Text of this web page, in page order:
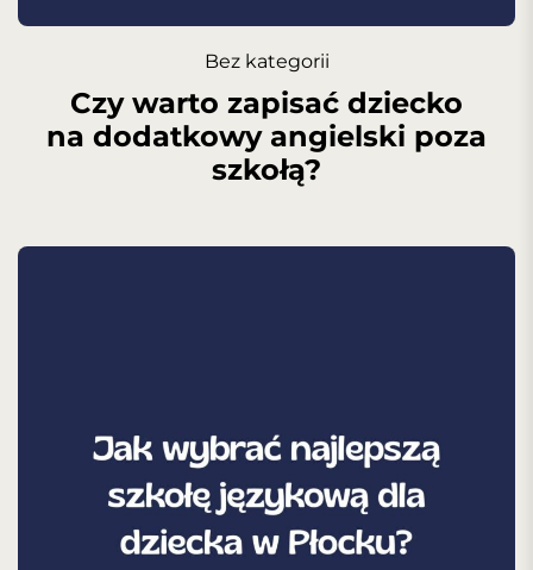
Bez kategorii
Czy warto zapisać dziecko
na dodatkowy angielski poza
szkołą?